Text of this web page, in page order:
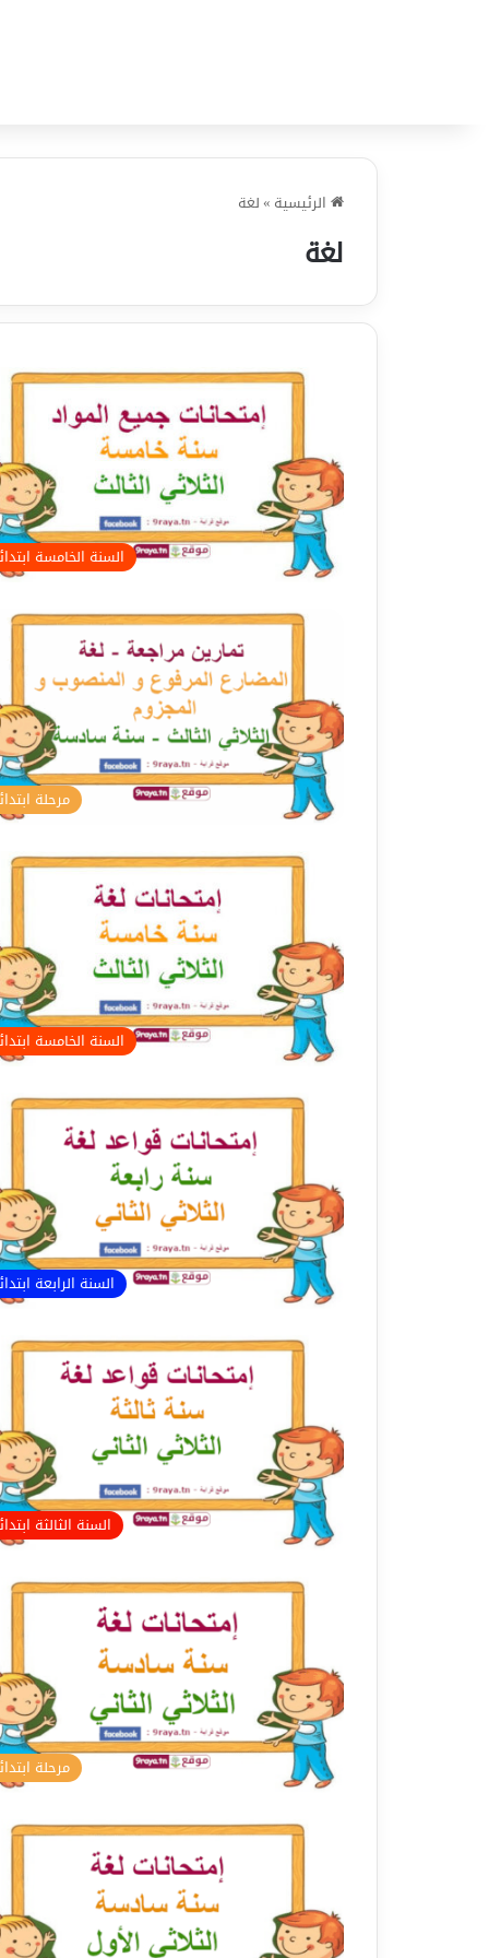
الرئيسية »لغة
لغة
السنة الخامسة
مرحلة
السنة الخامسة
السنة الرابعة
السنة الثالثة
مرحلة